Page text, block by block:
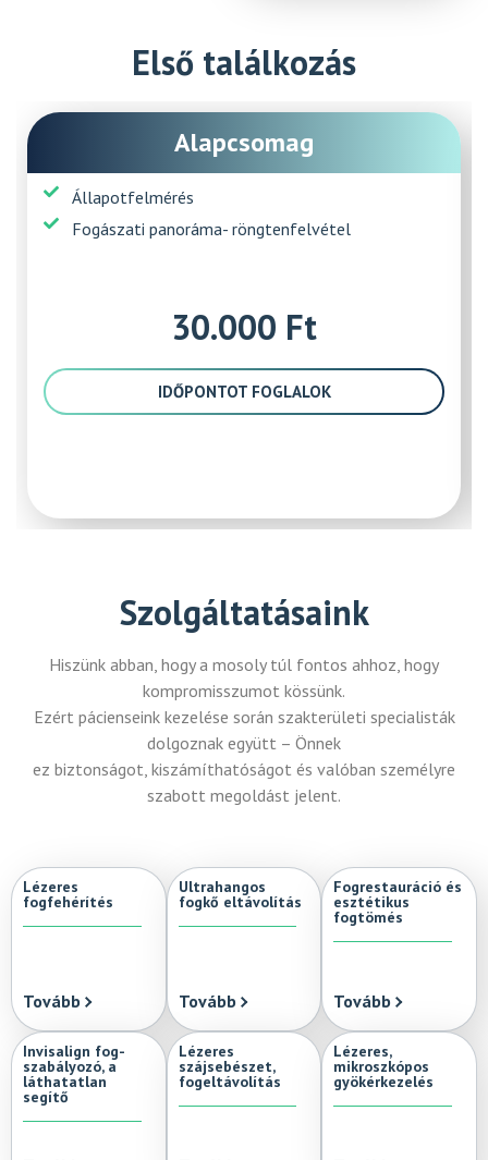
Első találkozás
Alapcsomag
Állapotfelmérés
Fogászati panoráma- röngtenfelvétel
30.000 Ft
IDŐPONTOT FOGLALOK
Szolgáltatásaink
Hiszünk abban, hogy a mosoly túl fontos ahhoz, hogy
kompromisszumot kössünk.
Ezért pácienseink kezelése során szakterületi specialisták
dolgoznak együtt – Önnek
ez biztonságot, kiszámíthatóságot és valóban személyre
szabott megoldást jelent.
Lézeres
fogfehérítés
Tovább
Ultrahangos
fogkő eltávolítás
Tovább
Fogrestauráció és
esztétikus
fogtömés
Tovább
Invisalign fog-
szabályozó, a
láthatatlan
segítő
Lézeres
szájsebészet,
fogeltávolítás
Lézeres,
mikroszkópos
gyökérkezelés